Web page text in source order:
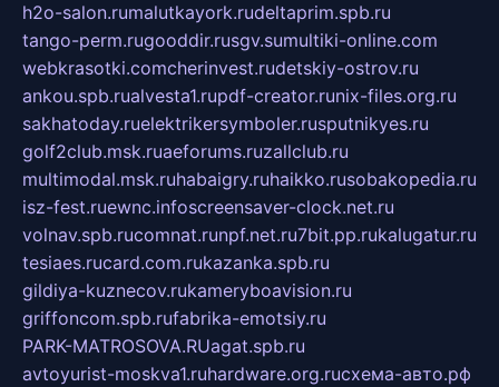
h2o-salon.rumalutkayork.rudeltaprim.spb.ru
tango-perm.rugooddir.rusgv.sumultiki-online.com
webkrasotki.comcherinvest.rudetskiy-ostrov.ru
ankou.spb.rualvesta1.rupdf-creator.runix-files.org.ru
sakhatoday.ruelektrikersymboler.rusputnikyes.ru
golf2club.msk.ruaeforums.ruzallclub.ru
multimodal.msk.ruhabaigry.ruhaikko.rusobakopedia.ru
isz-fest.ruewnc.infoscreensaver-clock.net.ru
volnav.spb.rucomnat.runpf.net.ru7bit.pp.rukalugatur.ru
tesiaes.rucard.com.rukazanka.spb.ru
gildiya-kuznecov.rukameryboavision.ru
griffoncom.spb.rufabrika-emotsiy.ru
PARK-MATROSOVA.RUagat.spb.ru
avtoyurist-moskva1.ruhardware.org.ruсхема-авто.рф